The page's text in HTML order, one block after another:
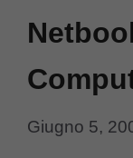
Giugno 5,